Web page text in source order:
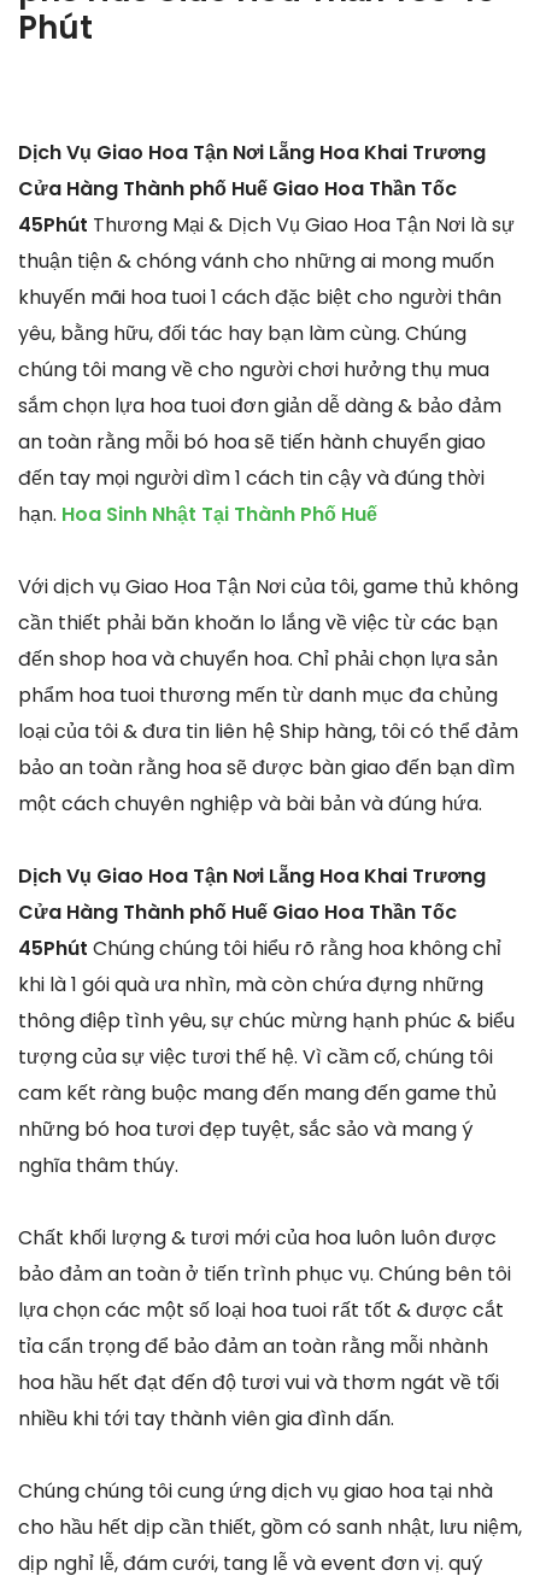
Phút
Dịch Vụ Giao Hoa Tận Nơi Lẵng Hoa Khai Trương
Cửa Hàng Thành phố Huế Giao Hoa Thần Tốc
45Phút Thương Mại & Dịch Vụ Giao Hoa Tận Nơi là sự
thuận tiện & chóng vánh cho những ai mong muốn
khuyến mãi hoa tuoi 1 cách đặc biệt cho người thân
yêu, bằng hữu, đối tác hay bạn làm cùng. Chúng
chúng tôi mang về cho người chơi hưởng thụ mua
sắm chọn lựa hoa tuoi đơn giản dễ dàng & bảo đảm
an toàn rằng mỗi bó hoa sẽ tiến hành chuyển giao
đến tay mọi người dìm 1 cách tin cậy và đúng thời
hạn. Hoa Sinh Nhật Tại Thành Phố Huế
Với dịch vụ Giao Hoa Tận Nơi của tôi, game thủ không
cần thiết phải băn khoăn lo lắng về việc từ các bạn
đến shop hoa và chuyển hoa. Chỉ phải chọn lựa sản
phẩm hoa tuoi thương mến từ danh mục đa chủng
loại của tôi & đưa tin liên hệ Ship hàng, tôi có thể đảm
bảo an toàn rằng hoa sẽ được bàn giao đến bạn dìm
một cách chuyên nghiệp và bài bản và đúng hứa.
Dịch Vụ Giao Hoa Tận Nơi Lẵng Hoa Khai Trương
Cửa Hàng Thành phố Huế Giao Hoa Thần Tốc
45Phút Chúng chúng tôi hiểu rõ rằng hoa không chỉ
khi là 1 gói quà ưa nhìn, mà còn chứa đựng những
thông điệp tình yêu, sự chúc mừng hạnh phúc & biểu
tượng của sự việc tươi thế hệ. Vì cầm cố, chúng tôi
cam kết ràng buộc mang đến mang đến game thủ
những bó hoa tươi đẹp tuyệt, sắc sảo và mang ý
nghĩa thâm thúy.
Chất khối lượng & tươi mới của hoa luôn luôn được
bảo đảm an toàn ở tiến trình phục vụ. Chúng bên tôi
lựa chọn các một số loại hoa tuoi rất tốt & được cắt
tỉa cẩn trọng để bảo đảm an toàn rằng mỗi nhành
hoa hầu hết đạt đến độ tươi vui và thơm ngát về tối
nhiều khi tới tay thành viên gia đình dấn.
Chúng chúng tôi cung ứng dịch vụ giao hoa tại nhà
cho hầu hết dịp cần thiết, gồm có sanh nhật, lưu niệm,
dịp nghỉ lễ, đám cưới, tang lễ và event đơn vị. quý